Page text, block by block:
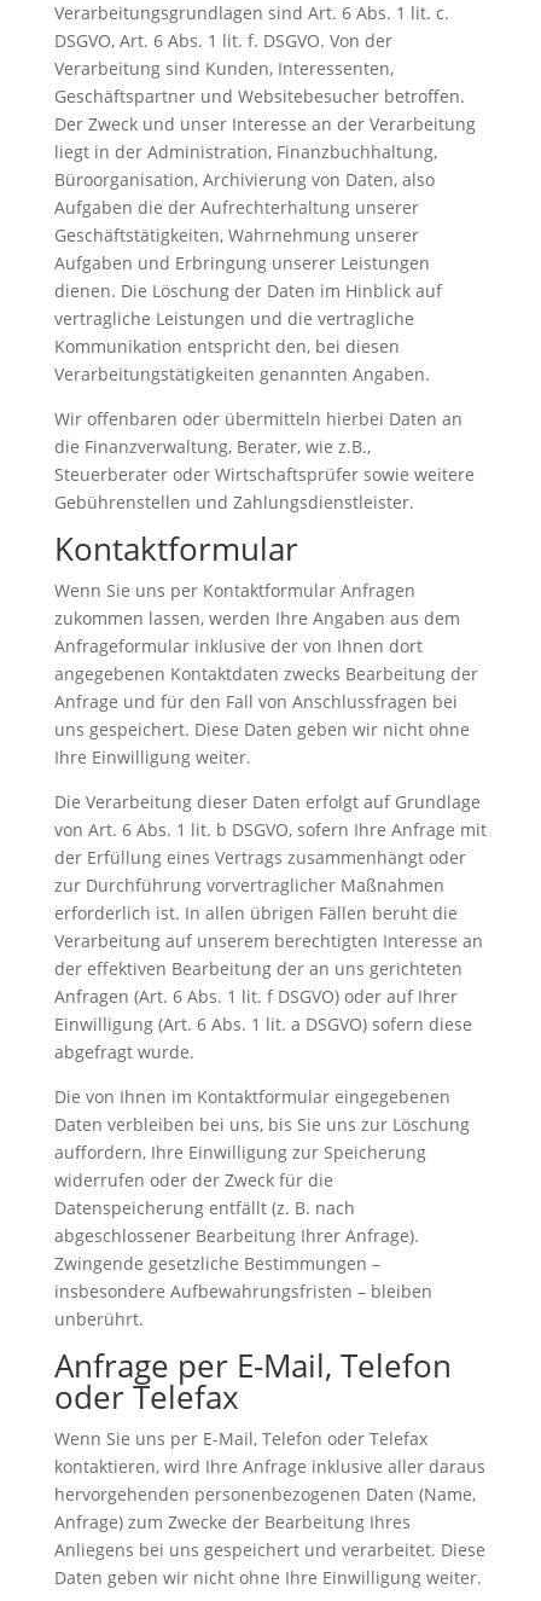
Verarbeitungsgrundlagen sind Art. 6 Abs. 1 lit. c.
DSGVO, Art. 6 Abs. 1 lit. f. DSGVO. Von der
Verarbeitung sind Kunden, Interessenten,
Geschäftspartner und Websitebesucher betroffen.
Der Zweck und unser Interesse an der Verarbeitung
liegt in der Administration, Finanzbuchhaltung,
Büroorganisation, Archivierung von Daten, also
Aufgaben die der Aufrechterhaltung unserer
Geschäftstätigkeiten, Wahrnehmung unserer
Aufgaben und Erbringung unserer Leistungen
dienen. Die Löschung der Daten im Hinblick auf
vertragliche Leistungen und die vertragliche
Kommunikation entspricht den, bei diesen
Verarbeitungstätigkeiten genannten Angaben.
Wir offenbaren oder übermitteln hierbei Daten an
die Finanzverwaltung, Berater, wie z.B.,
Steuerberater oder Wirtschaftsprüfer sowie weitere
Gebührenstellen und Zahlungsdienstleister.
Kontaktformular
Wenn Sie uns per Kontaktformular Anfragen
zukommen lassen, werden Ihre Angaben aus dem
Anfrageformular inklusive der von Ihnen dort
angegebenen Kontaktdaten zwecks Bearbeitung der
Anfrage und für den Fall von Anschlussfragen bei
uns gespeichert. Diese Daten geben wir nicht ohne
Ihre Einwilligung weiter.
Die Verarbeitung dieser Daten erfolgt auf Grundlage
von Art. 6 Abs. 1 lit. b DSGVO, sofern Ihre Anfrage mit
der Erfüllung eines Vertrags zusammenhängt oder
zur Durchführung vorvertraglicher Maßnahmen
erforderlich ist. In allen übrigen Fällen beruht die
Verarbeitung auf unserem berechtigten Interesse an
der effektiven Bearbeitung der an uns gerichteten
Anfragen (Art. 6 Abs. 1 lit. f DSGVO) oder auf Ihrer
Einwilligung (Art. 6 Abs. 1 lit. a DSGVO) sofern diese
abgefragt wurde.
Die von Ihnen im Kontaktformular eingegebenen
Daten verbleiben bei uns, bis Sie uns zur Löschung
auffordern, Ihre Einwilligung zur Speicherung
widerrufen oder der Zweck für die
Datenspeicherung entfällt (z. B. nach
abgeschlossener Bearbeitung Ihrer Anfrage).
Zwingende gesetzliche Bestimmungen –
insbesondere Aufbewahrungsfristen – bleiben
unberührt.
Anfrage per E-Mail, Telefon
oder Telefax
Wenn Sie uns per E-Mail, Telefon oder Telefax
kontaktieren, wird Ihre Anfrage inklusive aller daraus
hervorgehenden personenbezogenen Daten (Name,
Anfrage) zum Zwecke der Bearbeitung Ihres
Anliegens bei uns gespeichert und verarbeitet. Diese
Daten geben wir nicht ohne Ihre Einwilligung weiter.